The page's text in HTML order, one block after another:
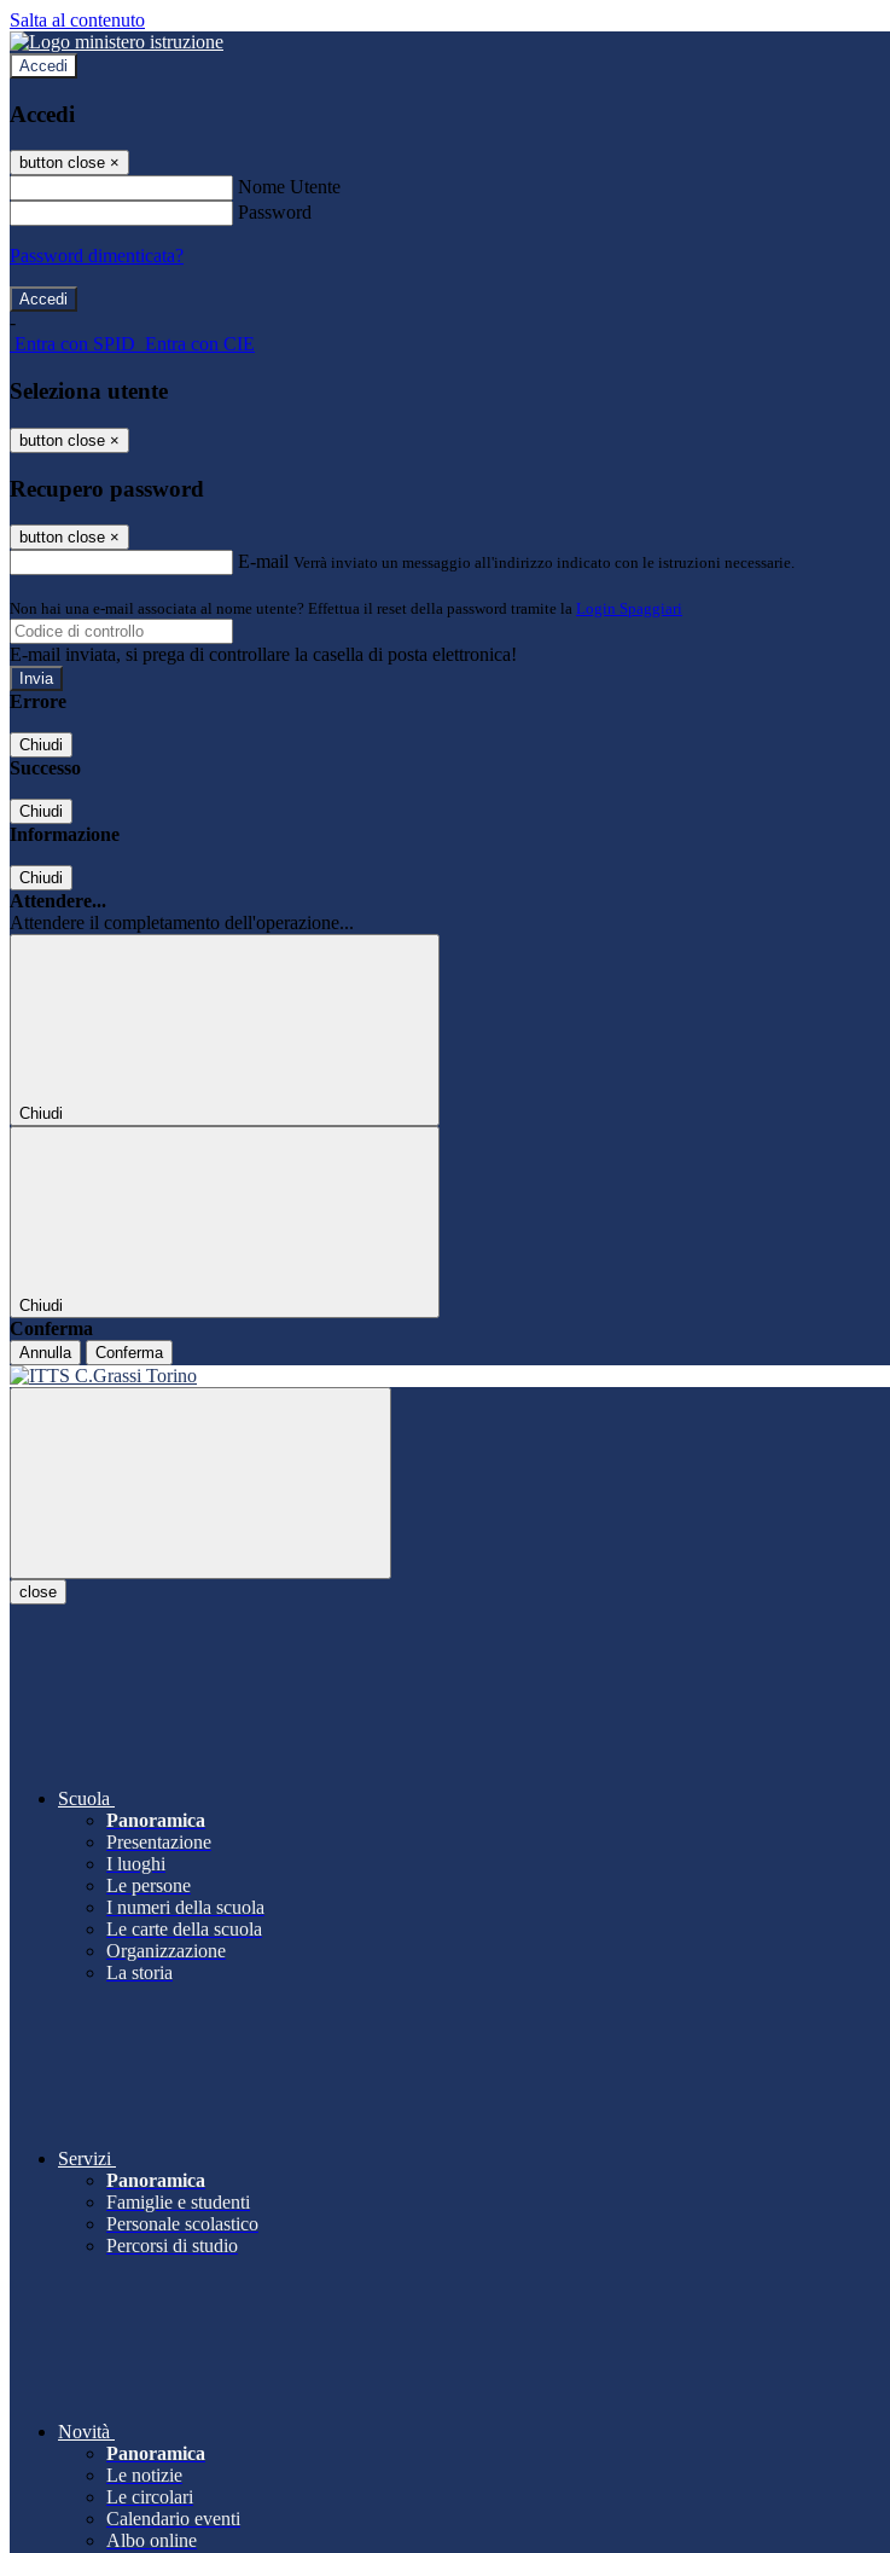
Salta al contenuto
Accedi
Accedi
button close ×
Nome Utente
Password
Password dimenticata?
-
Entra con SPID Entra con CIE
Seleziona utente
button close ×
Recupero password
button close ×
E-mail Verrà inviato un messaggio all'indirizzo indicato con le istruzioni necessarie.
Non hai una e-mail associata al nome utente? Effettua il reset della password tramite la Login Spaggiari
E-mail inviata, si prega di controllare la casella di posta elettronica!
Errore
Chiudi
Successo
Chiudi
Informazione
Chiudi
Attendere...
Attendere il completamento dell'operazione...
Chiudi
Chiudi
Conferma
Annulla Conferma
close
Scuola
Panoramica
Presentazione
I luoghi
Le persone
I numeri della scuola
Le carte della scuola
Organizzazione
La storia
Servizi
Panoramica
Famiglie e studenti
Personale scolastico
Percorsi di studio
Novità
Panoramica
Le notizie
Le circolari
Calendario eventi
Albo online